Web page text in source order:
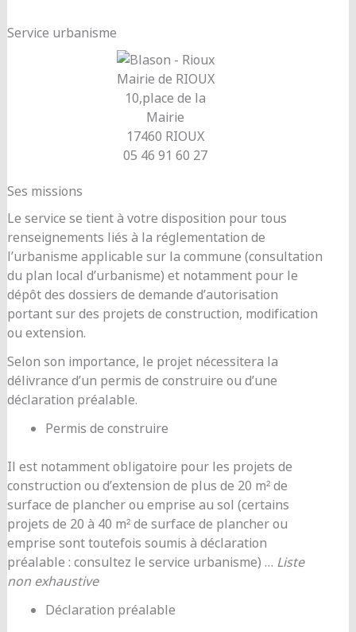
Service urbanisme
Mairie de RIOUX
10,place de la
Mairie
17460 RIOUX
05 46 91 60 27
Ses missions
Le service se tient à votre disposition pour tous
renseignements liés à la réglementation de
l’urbanisme applicable sur la commune (consultation
du plan local d’urbanisme) et notamment pour le
dépôt des dossiers de demande d’autorisation
portant sur des projets de construction, modification
ou extension.
Selon son importance, le projet nécessitera la
délivrance d’un permis de construire ou d’une
déclaration préalable.
Permis de construire
Il est notamment obligatoire pour les projets de
construction ou d’extension de plus de 20 m² de
surface de plancher ou emprise au sol (certains
projets de 20 à 40 m² de surface de plancher ou
emprise sont toutefois soumis à déclaration
préalable : consultez le service urbanisme) … Liste
non exhaustive
Déclaration préalable